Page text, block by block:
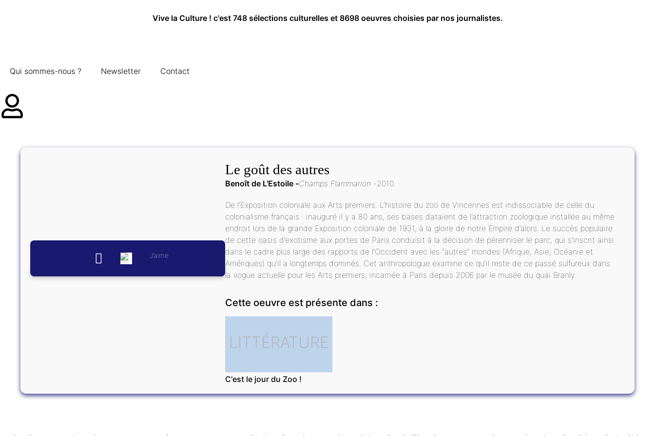
Vive la Culture ! c'est 748 sélections culturelles et 8698 oeuvres choisies par nos journalistes.
Qui sommes-nous ? Newsletter Contact
J’aime
Le goût des autres
Benoît de L’Estoile Champs Flammarion 2010
De l’Exposition coloniale aux Arts premiers. L’histoire du zoo de Vincennes est indissociable de celle du
colonialisme français : inauguré il y a 80 ans, ses bases dataient de l’attraction zoologique installée au même
endroit lors de la grande Exposition coloniale de 1931, à la gloire de notre Empire d’alors. Le succès populaire
de cette oasis d’exotisme aux portes de Paris conduisit à la décision de pérenniser le parc, qui s’inscrit ainsi
dans le cadre plus large des rapports de l’Occident avec les “autres” mondes (Afrique, Asie, Océanie et
Amériques) qu’il a longtemps dominés. Cet anthropologue examine ce qu’il reste de ce passé sulfureux dans
la vogue actuelle pour les Arts premiers, incarnée à Paris depuis 2006 par le musée du quai Branly.
Cette oeuvre est présente dans :
LITTÉRATURE
C'est le jour du Zoo !